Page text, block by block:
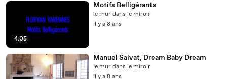
4:05
Motifs Belligérants
le mur dans le miroir
il y a 8 ans
Manuel Salvat, Dream Baby Dream
le mur dans le miroir
il y a 8 ans